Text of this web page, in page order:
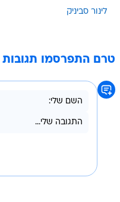
לינור סביניק
טרם התפרסמו תגובות